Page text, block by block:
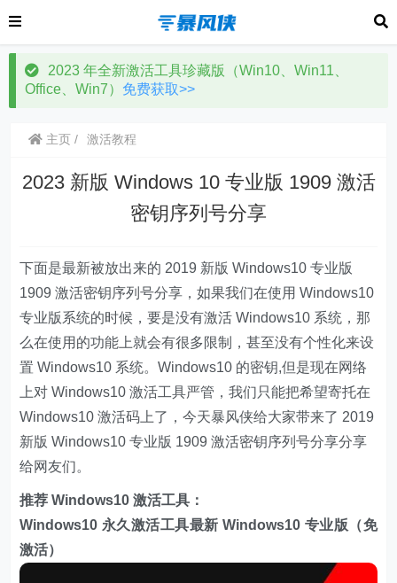
2023 年全新激活工具珍藏版（Win10、Win11、
Office、Win7） 免费获取>>
主页 激活教程
2023 新版 Windows 10 专业版 1909 激活
密钥序列号分享
下面是最新被放出来的 2019 新版 Windows10 专业版
1909 激活密钥序列号分享，如果我们在使用 Windows10
专业版系统的时候，要是没有激活 Windows10 系统，那
么在使用的功能上就会有很多限制，甚至没有个性化来设
置 Windows10 系统。Windows10 的密钥,但是现在网络
上对 Windows10 激活工具严管，我们只能把希望寄托在
Windows10 激活码上了，今天暴风侠给大家带来了 2019
新版 Windows10 专业版 1909 激活密钥序列号分享分享
给网友们。
推荐 Windows10 激活工具：
Windows10 永久激活工具最新 Windows10 专业版（免
激活）